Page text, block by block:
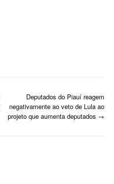
Deputados do Piauí reagem
negativamente ao veto de Lula ao
projeto que aumenta deputados →